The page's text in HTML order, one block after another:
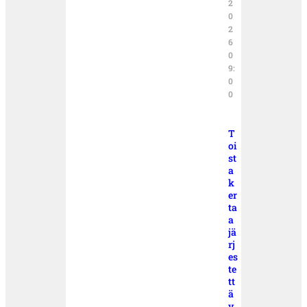
2
0
2
6
0
9:
0
0
T
oi
st
a
k
er
ta
a
jä
rj
es
te
tt
ä